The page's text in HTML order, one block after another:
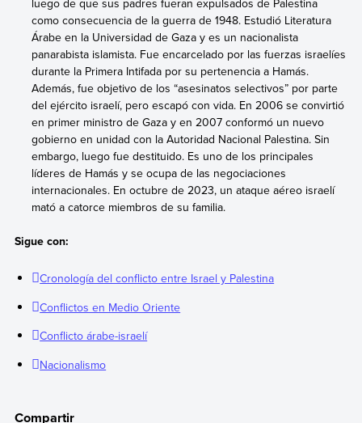
como consecuencia de la guerra de 1948. Estudió Literatura
Árabe en la Universidad de Gaza y es un nacionalista
panarabista islamista. Fue encarcelado por las fuerzas israelíes
durante la Primera Intifada por su pertenencia a Hamás.
Además, fue objetivo de los “asesinatos selectivos” por parte
del ejército israelí, pero escapó con vida. En 2006 se convirtió
en primer ministro de Gaza y en 2007 conformó un nuevo
gobierno en unidad con la Autoridad Nacional Palestina. Sin
embargo, luego fue destituido. Es uno de los principales
líderes de Hamás y se ocupa de las negociaciones
internacionales. En octubre de 2023, un ataque aéreo israelí
mató a catorce miembros de su familia.
Sigue con:
Cronología del conflicto entre Israel y Palestina
Conflictos en Medio Oriente
Conflicto árabe-israelí
Nacionalismo
Compartir